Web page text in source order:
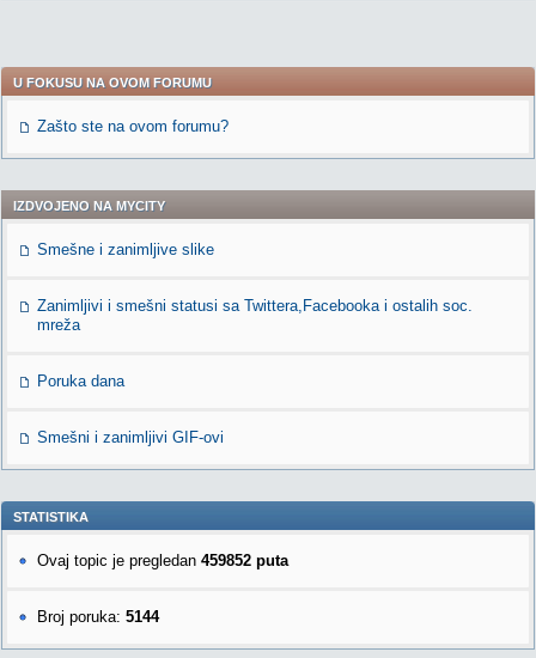
U FOKUSU NA OVOM FORUMU
Zašto ste na ovom forumu?
IZDVOJENO NA MYCITY
Smešne i zanimljive slike
Zanimljivi i smešni statusi sa Twittera,Facebooka i ostalih soc.
mreža
Poruka dana
Smešni i zanimljivi GIF-ovi
STATISTIKA
Ovaj topic je pregledan 459852 puta
Broj poruka: 5144